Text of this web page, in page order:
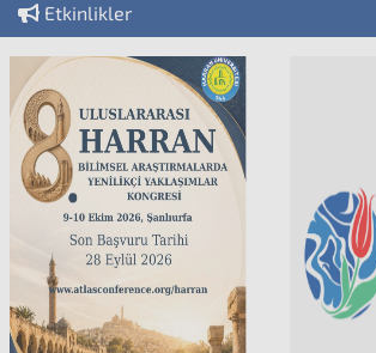
Etkinlikler